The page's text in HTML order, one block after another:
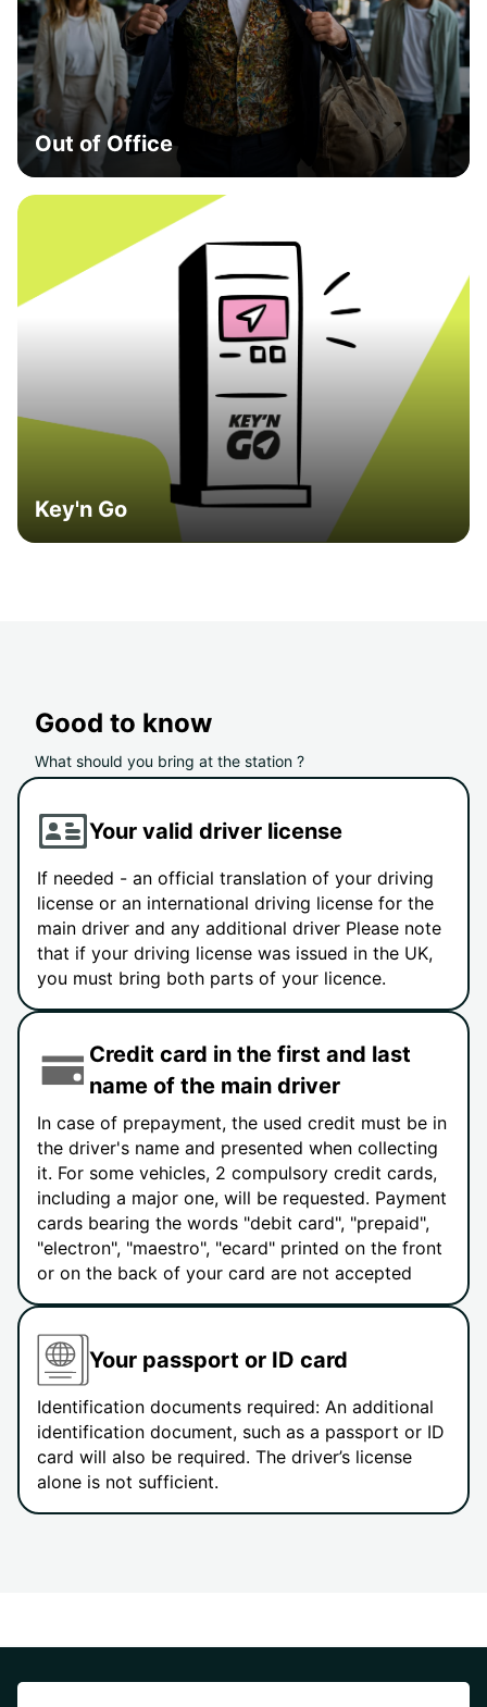
Out of Office
Key'n Go
Good to know
What should you bring at the station ?
Your valid driver license
If needed - an official translation of your driving
license or an international driving license for the
main driver and any additional driver Please note
that if your driving license was issued in the UK,
you must bring both parts of your licence.
Credit card in the first and last
name of the main driver
In case of prepayment, the used credit must be in
the driver's name and presented when collecting
it. For some vehicles, 2 compulsory credit cards,
including a major one, will be requested. Payment
cards bearing the words "debit card", "prepaid",
"electron", "maestro", "ecard" printed on the front
or on the back of your card are not accepted
Your passport or ID card
Identification documents required: An additional
identification document, such as a passport or ID
card will also be required. The driver’s license
alone is not sufficient.